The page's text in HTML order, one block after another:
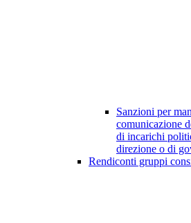
Sanzioni per
comunicazione
di incarichi
direzione o di
Rendiconti gruppi